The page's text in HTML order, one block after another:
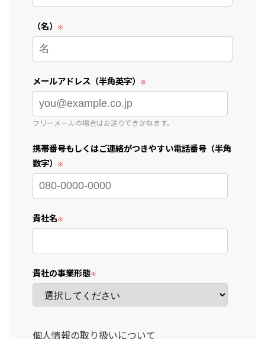
（名）
メールアドレス（半角英字）
フリーメールの場合はお送りできかねます。
携帯番号もしくはご連絡がつきやすい電話番号（半角
数字）
貴社名
貴社の事業形態
個人情報の取り扱いについて